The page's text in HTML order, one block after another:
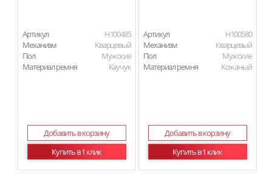
Артикул
H100485
Механизм
Кварцевый
Пол
Мужские
Материал ремня
Каучук
Добавить в корзину
Купить в 1 клик
Артикул
H100580
Механизм
Кварцевый
Пол
Мужские
Материал ремня
Кожаный
Добавить в корзину
Купить в 1 клик